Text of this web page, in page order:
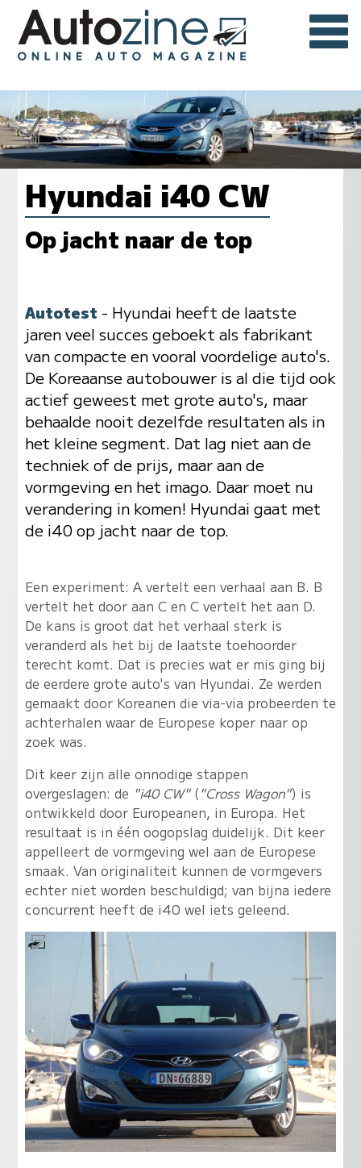
Hyundai i40 CW
Op jacht naar de top
Autotest - Hyundai heeft de laatste
jaren veel succes geboekt als fabrikant
van compacte en vooral voordelige auto's.
De Koreaanse autobouwer is al die tijd ook
actief geweest met grote auto's, maar
behaalde nooit dezelfde resultaten als in
het kleine segment. Dat lag niet aan de
techniek of de prijs, maar aan de
vormgeving en het imago. Daar moet nu
verandering in komen! Hyundai gaat met
de i40 op jacht naar de top.
Een experiment: A vertelt een verhaal aan B. B
vertelt het door aan C en C vertelt het aan D.
De kans is groot dat het verhaal sterk is
veranderd als het bij de laatste toehoorder
terecht komt. Dat is precies wat er mis ging bij
de eerdere grote auto's van Hyundai. Ze werden
gemaakt door Koreanen die via-via probeerden te
achterhalen waar de Europese koper naar op
zoek was.
Dit keer zijn alle onnodige stappen
overgeslagen: de "i40 CW"("Cross Wagon") is
ontwikkeld door Europeanen, in Europa. Het
resultaat is in één oogopslag duidelijk. Dit keer
appelleert de vormgeving wel aan de Europese
smaak. Van originaliteit kunnen de vormgevers
echter niet worden beschuldigd; van bijna iedere
concurrent heeft de i40 wel iets geleend.